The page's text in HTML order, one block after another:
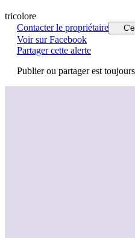
tricolore
Contacter le propriétaire
Voir sur Facebook
Partager cette alerte
Publier ou partager est